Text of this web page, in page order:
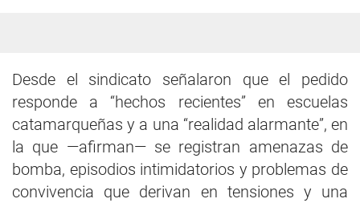
Desde el sindicato señalaron que el pedido
responde a “hechos recientes” en escuelas
catamarqueñas y a una “realidad alarmante”, en
la que —afirman— se registran amenazas de
bomba, episodios intimidatorios y problemas de
convivencia que derivan en tensiones y una